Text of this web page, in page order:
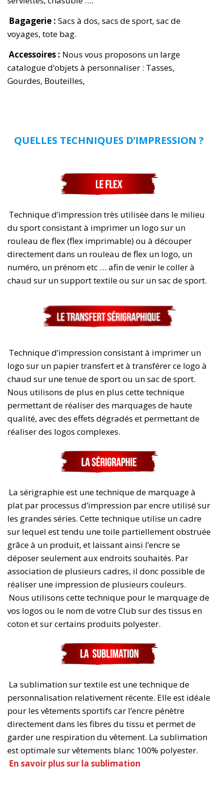
Bagagerie : Sacs à dos, sacs de sport, sac de
voyages, tote bag.
Accessoires : Nous vous proposons un large
catalogue d’objets à personnaliser : Tasses,
Gourdes, Bouteilles,
QUELLES TECHNIQUES D’IMPRESSION ?
Technique d’impression très utilisée dans le milieu
du sport consistant à imprimer un logo sur un
rouleau de flex (flex imprimable) ou à découper
directement dans un rouleau de flex un logo, un
numéro, un prénom etc … afin de venir le coller à
chaud sur un support textile ou sur un sac de sport.
Technique d’impression consistant à imprimer un
logo sur un papier transfert et à transférer ce logo à
chaud sur une tenue de sport ou un sac de sport.
Nous utilisons de plus en plus cette technique
permettant de réaliser des marquages de haute
qualité, avec des effets dégradés et permettant de
réaliser des logos complexes.
La sérigraphie est une technique de marquage à
plat par processus d’impression par encre utilisé sur
les grandes séries. Cette technique utilise un cadre
sur lequel est tendu une toile partiellement obstruée
grâce à un produit, et laissant ainsi l’encre se
déposer seulement aux endroits souhaités. Par
association de plusieurs cadres, il donc possible de
réaliser une impression de plusieurs couleurs.
Nous utilisons cette technique pour le marquage de
vos logos ou le nom de votre Club sur des tissus en
coton et sur certains produits polyester.
La sublimation sur textile est une technique de
personnalisation relativement récente. Elle est idéale
pour les vêtements sportifs car l’encre pénètre
directement dans les fibres du tissu et permet de
garder une respiration du vêtement. La sublimation
est optimale sur vêtements blanc 100% polyester.
En savoir plus sur la sublimation